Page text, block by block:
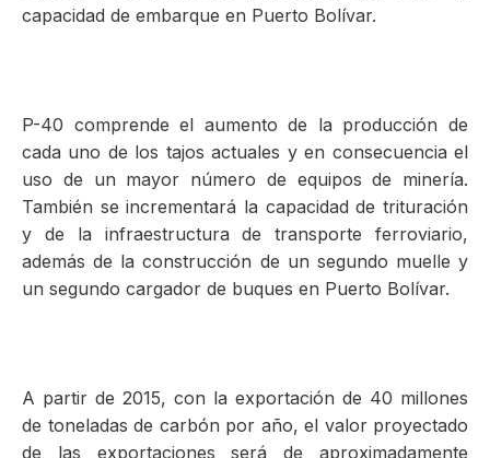
capacidad de embarque en Puerto Bolívar.
P-40 comprende el aumento de la producción de
cada uno de los tajos actuales y en consecuencia el
uso de un mayor número de equipos de minería.
También se incrementará la capacidad de trituración
y de la infraestructura de transporte ferroviario,
además de la construcción de un segundo muelle y
un segundo cargador de buques en Puerto Bolívar.
A partir de 2015, con la exportación de 40 millones
de toneladas de carbón por año, el valor proyectado
de las exportaciones será de aproximadamente